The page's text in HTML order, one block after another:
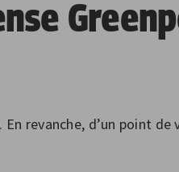
revanche, d’un point